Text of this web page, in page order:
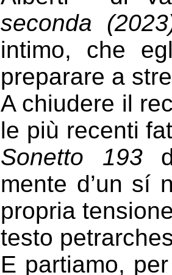
seconda
intimo, che
preparare a
A chiudere il
le più recenti
Sonetto 193
mente d’un sí
propria
testo
E partiamo,